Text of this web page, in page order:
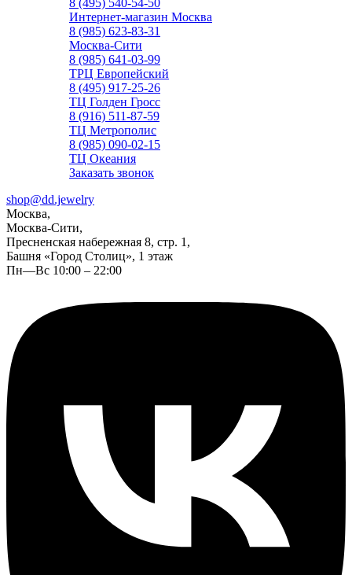
8 (495) 540-54-50
Интернет-магазин Москва
8 (985) 623-83-31
Москва-Сити
8 (985) 641-03-99
ТРЦ Европейский
8 (495) 917-25-26
ТЦ Голден Гросс
8 (916) 511-87-59
ТЦ Метрополис
8 (985) 090-02-15
ТЦ Океания
Заказать звонок
shop@dd.jewelry
Москва,
Москва-Сити,
Пресненская набережная 8, стр. 1,
Башня «Город Столиц», 1 этаж
Пн—Вс 10:00 – 22:00